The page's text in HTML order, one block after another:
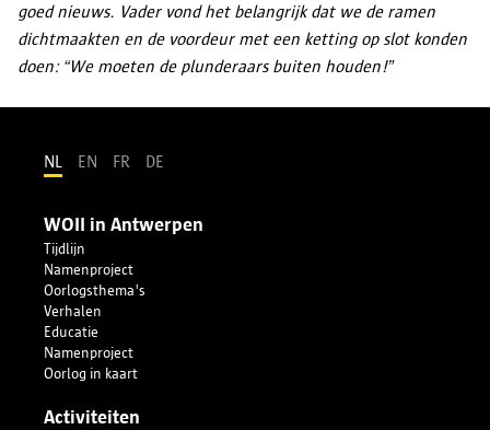
goed nieuws. Vader vond het belangrijk dat we de ramen
dichtmaakten en de voordeur met een ketting op slot konden
doen: “We moeten de plunderaars buiten houden!”
NL EN FR DE
WOII in Antwerpen
Tijdlijn
Namenproject
Oorlogsthema's
Verhalen
Educatie
Namenproject
Oorlog in kaart
Activiteiten